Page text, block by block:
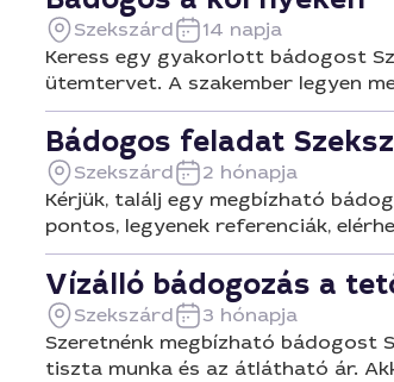
Szekszárd
14 napja
Keress egy gyakorlott bádogost
ütemtervet. A szakember legyen
Bádogos feladat
Szekszárd
2 hónapja
Kérjük, találj egy megbízható
pontos, legyenek referenciák,
Vízálló bádogozás a
Szekszárd
3 hónapja
Szeretnénk megbízható bádogost
tiszta munka és az átlátható ár.